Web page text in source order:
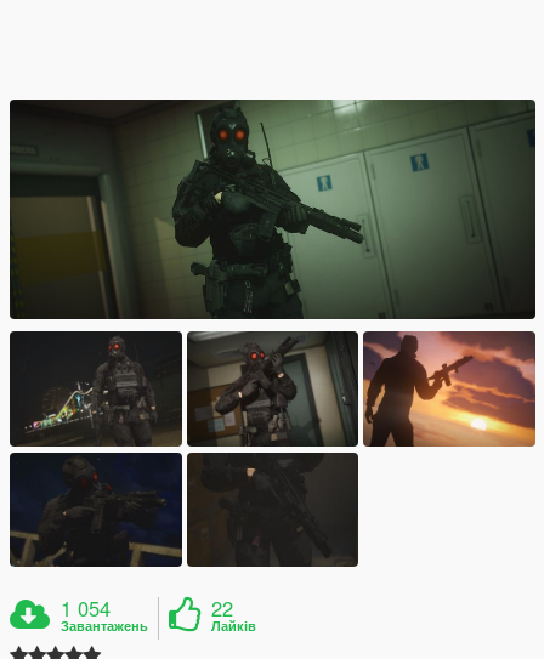
1 054
Завантажень
22
Лайків